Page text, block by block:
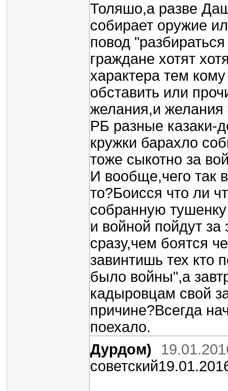
Толяшо,а разве
собирает оружие
повод
граждане хотят
характера тем
обставить или
желания,и
РБ разные казаки-
кружки барахло
тоже сыкотно за
И вообще,чего так
то?Боисся что ли
собранную
и войной пойдут за
сразу,чем боятся
завинтишь тех кто
было войны",а
кадыровцам свой
причине?Всегда
поехало.
Дурдом)